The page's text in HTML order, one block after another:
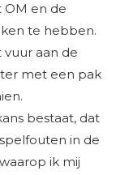
OM en de
te hebben.
vuur aan de
met een pak
bestaat, dat
in de
ik mij